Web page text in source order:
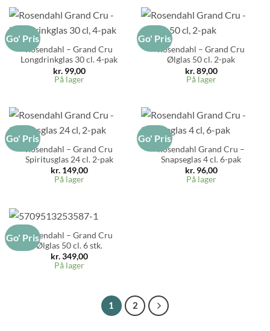
Go' Pris
Rosendahl – Grand Cru
Longdrinkglas 30 cl. 4-pak
kr.99,00
På lager
Go' Pris
Rosendahl – Grand Cru
Ølglas 50 cl. 2-pak
kr.89,00
På lager
Go' Pris
Rosendahl – Grand Cru
Spiritusglas 24 cl. 2-pak
kr.149,00
På lager
Go' Pris
Rosendahl Grand Cru –
Snapseglas 4 cl. 6-pak
kr.96,00
På lager
Go' PrisRosendahl – Grand Cru
Ølglas 50 cl. 6 stk.
kr.349,00
På lager
1 2